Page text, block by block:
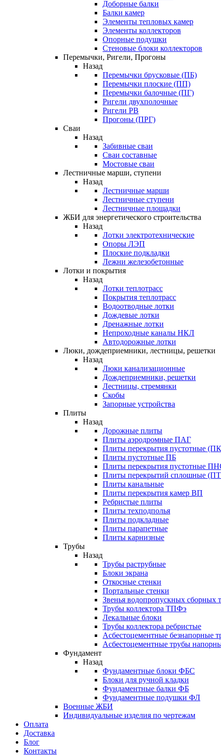
Доборные балки
Балки камер
Элементы тепловых камер
Элементы коллекторов
Опорные подушки
Стеновые блоки коллекторов
Перемычки, Ригели, Прогоны
Назад
Перемычки брусковые (ПБ)
Перемычки плоские (ПП)
Перемычки балочные (ПГ)
Ригели двухполочные
Ригели РВ
Прогоны (ПРГ)
Сваи
Назад
Забивные сваи
Сваи составные
Мостовые сваи
Лестничные марши, ступени
Назад
Лестничные марши
Лестничные ступени
Лестничные площадки
ЖБИ для энергетического строительства
Назад
Лотки электротехнические
Опоры ЛЭП
Плоские подкладки
Лежни железобетонные
Лотки и покрытия
Назад
Лотки теплотрасс
Покрытия теплотрасс
Водоотводные лотки
Дождевые лотки
Дренажные лотки
Непроходные каналы НКЛ
Автодорожные лотки
Люки, дождеприемники, лестницы, решетки
Назад
Люки канализационные
Дождеприемники, решетки
Лестницы, стремянки
Скобы
Запорные устройства
Плиты
Назад
Дорожные плиты
Плиты аэродромные ПАГ
Плиты перекрытия пустотные
Плиты пустотные ПБ
Плиты перекрытия пустотные
Плиты перекрытий сплошные
Плиты канальные
Плиты перекрытия камер ВП
Ребристые плиты
Плиты техподполья
Плиты подкладные
Плиты парапетные
Плиты карнизные
Трубы
Назад
Трубы раструбные
Блоки экрана
Откосные стенки
Портальные стенки
Звенья водопропускных сборных
Трубы коллектора ТПФэ
Лекальные блоки
Трубы коллектора ребристые
Асбестоцементные безнапорные
Асбестоцементные трубы
Фундамент
Назад
Фундаментные блоки ФБС
Блоки для ручной кладки
Фундаментные балки ФБ
Фундаментные подушки ФЛ
Военные ЖБИ
Индивидуальные изделия по чертежам
Оплата
Доставка
Блог
Контакты